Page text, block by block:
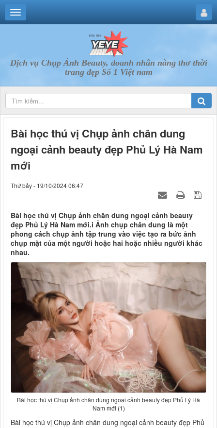
Dịch vụ Chụp Ảnh Beauty, doanh nhân nàng thơ thời
trang đẹp Số 1 Việt nam
Bài học thú vị Chụp ảnh chân dung
ngoại cảnh beauty đẹp Phủ Lý Hà Nam
mới
Thứ bảy - 19/10/2024 06:47
Bài học thú vị Chụp ảnh chân dung ngoại cảnh beauty
đẹp Phủ Lý Hà Nam mới.i Ảnh chụp chân dung là một
phong cách chụp ảnh tập trung vào việc tạo ra bức ảnh
chụp mặt của một người hoặc hai hoặc nhiều người khác
nhau.
Bài học thú vị Chụp ảnh chân dung ngoại cảnh beauty đẹp Phủ Lý Hà
Nam mới (1)
Bài học thú vị Chụp ảnh chân dung ngoại cảnh beauty đẹp Phủ